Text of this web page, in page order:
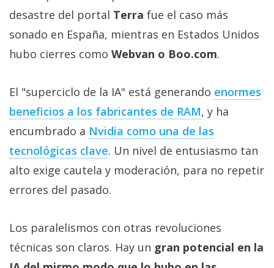
desastre del portal Terra fue el caso más
sonado en España, mientras en Estados Unidos
hubo cierres como Webvan o Boo.com.
El "superciclo de la IA" está generando enormes
beneficios a los fabricantes de RAM‎, y ha
encumbrado a Nvidia como una de las
tecnológicas clave‎. Un nivel de entusiasmo tan
alto exige cautela y moderación, para no repetir
errores del pasado.
Los paralelismos con otras revoluciones
técnicas son claros. Hay un gran potencial en la